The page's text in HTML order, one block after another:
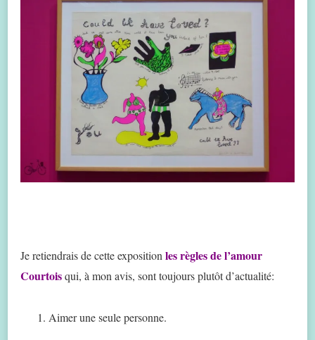
Je retiendrais de cette exposition les règles de l’amour
Courtoisqui, à mon avis, sont toujours plutôt d’actualité:
Aimer une seule personne.